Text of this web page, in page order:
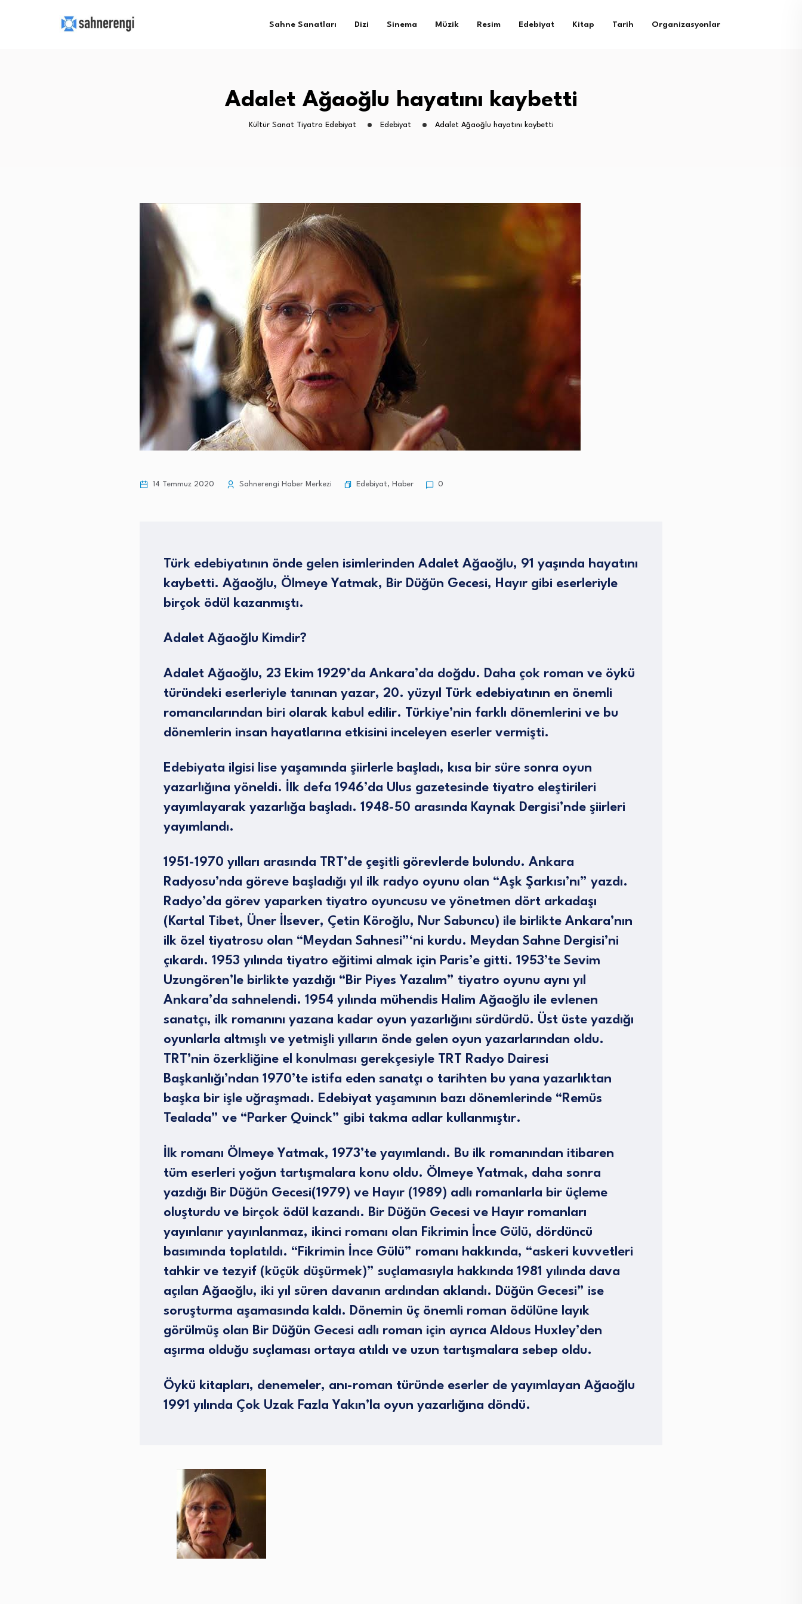
Sahne Sanatları Dizi Sinema Müzik Resim Edebiyat Kitap Tarih Organizasyonlar
Adalet Ağaoğlu hayatını kaybetti
Kültür Sanat Tiyatro Edebiyat Edebiyat Adalet Ağaoğlu hayatını kaybetti
14 Temmuz 2020 Sahnerengi Haber Merkezi Edebiyat, Haber 0
Türk edebiyatının önde gelen isimlerinden Adalet Ağaoğlu, 91 yaşında hayatını
kaybetti. Ağaoğlu, Ölmeye Yatmak, Bir Düğün Gecesi, Hayır gibi eserleriyle
birçok ödül kazanmıştı.
Adalet Ağaoğlu Kimdir?
Adalet Ağaoğlu, 23 Ekim 1929’da Ankara’da doğdu. Daha çok roman ve öykü
türündeki eserleriyle tanınan yazar, 20. yüzyıl Türk edebiyatının en önemli
romancılarından biri olarak kabul edilir. Türkiye’nin farklı dönemlerini ve bu
dönemlerin insan hayatlarına etkisini inceleyen eserler vermişti.
Edebiyata ilgisi lise yaşamında şiirlerle başladı, kısa bir süre sonra oyun
yazarlığına yöneldi. İlk defa 1946’da Ulus gazetesinde tiyatro eleştirileri
yayımlayarak yazarlığa başladı. 1948-50 arasında Kaynak Dergisi’nde şiirleri
yayımlandı.
1951-1970 yılları arasında TRT’de çeşitli görevlerde bulundu. Ankara
Radyosu’nda göreve başladığı yıl ilk radyo oyunu olan “Aşk Şarkısı’nı” yazdı.
Radyo’da görev yaparken tiyatro oyuncusu ve yönetmen dört arkadaşı
(Kartal Tibet, Üner İlsever, Çetin Köroğlu, Nur Sabuncu) ile birlikte Ankara’nın
ilk özel tiyatrosu olan “Meydan Sahnesi”‘ni kurdu. Meydan Sahne Dergisi’ni
çıkardı. 1953 yılında tiyatro eğitimi almak için Paris’e gitti. 1953’te Sevim
Uzungören’le birlikte yazdığı “Bir Piyes Yazalım” tiyatro oyunu aynı yıl
Ankara’da sahnelendi. 1954 yılında mühendis Halim Ağaoğlu ile evlenen
sanatçı, ilk romanını yazana kadar oyun yazarlığını sürdürdü. Üst üste yazdığı
oyunlarla altmışlı ve yetmişli yılların önde gelen oyun yazarlarından oldu.
TRT’nin özerkliğine el konulması gerekçesiyle TRT Radyo Dairesi
Başkanlığı’ndan 1970’te istifa eden sanatçı o tarihten bu yana yazarlıktan
başka bir işle uğraşmadı. Edebiyat yaşamının bazı dönemlerinde “Remüs
Tealada” ve “Parker Quinck” gibi takma adlar kullanmıştır.
İlk romanı Ölmeye Yatmak, 1973’te yayımlandı. Bu ilk romanından itibaren
tüm eserleri yoğun tartışmalara konu oldu. Ölmeye Yatmak, daha sonra
yazdığı Bir Düğün Gecesi(1979) ve Hayır (1989) adlı romanlarla bir üçleme
oluşturdu ve birçok ödül kazandı. Bir Düğün Gecesi ve Hayır romanları
yayınlanır yayınlanmaz, ikinci romanı olan Fikrimin İnce Gülü, dördüncü
basımında toplatıldı. “Fikrimin İnce Gülü” romanı hakkında, “askeri kuvvetleri
tahkir ve tezyif (küçük düşürmek)” suçlamasıyla hakkında 1981 yılında dava
açılan Ağaoğlu, iki yıl süren davanın ardından aklandı. Düğün Gecesi” ise
soruşturma aşamasında kaldı. Dönemin üç önemli roman ödülüne layık
görülmüş olan Bir Düğün Gecesi adlı roman için ayrıca Aldous Huxley’den
aşırma olduğu suçlaması ortaya atıldı ve uzun tartışmalara sebep oldu.
Öykü kitapları, denemeler, anı-roman türünde eserler de yayımlayan Ağaoğlu
1991 yılında Çok Uzak Fazla Yakın’la oyun yazarlığına döndü.